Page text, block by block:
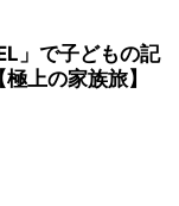
」で子どもの記
上の家族旅】